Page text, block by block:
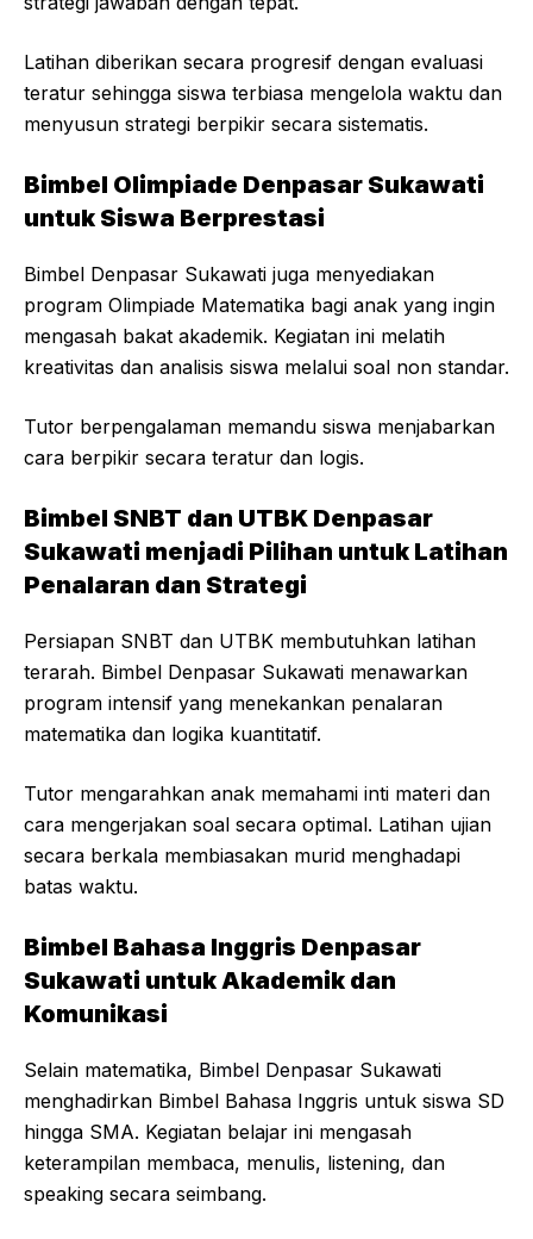
Latihan diberikan secara progresif dengan evaluasi
teratur sehingga siswa terbiasa mengelola waktu dan
menyusun strategi berpikir secara sistematis.
Bimbel Olimpiade Denpasar Sukawati
untuk Siswa Berprestasi
Bimbel Denpasar Sukawati juga menyediakan
program Olimpiade Matematika bagi anak yang ingin
mengasah bakat akademik. Kegiatan ini melatih
kreativitas dan analisis siswa melalui soal non standar.
Tutor berpengalaman memandu siswa menjabarkan
cara berpikir secara teratur dan logis.
Bimbel SNBT dan UTBK Denpasar
Sukawati menjadi Pilihan untuk Latihan
Penalaran dan Strategi
Persiapan SNBT dan UTBK membutuhkan latihan
terarah. Bimbel Denpasar Sukawati menawarkan
program intensif yang menekankan penalaran
matematika dan logika kuantitatif.
Tutor mengarahkan anak memahami inti materi dan
cara mengerjakan soal secara optimal. Latihan ujian
secara berkala membiasakan murid menghadapi
batas waktu.
Bimbel Bahasa Inggris Denpasar
Sukawati untuk Akademik dan
Komunikasi
Selain matematika, Bimbel Denpasar Sukawati
menghadirkan Bimbel Bahasa Inggris untuk siswa SD
hingga SMA. Kegiatan belajar ini mengasah
keterampilan membaca, menulis, listening, dan
speaking secara seimbang.